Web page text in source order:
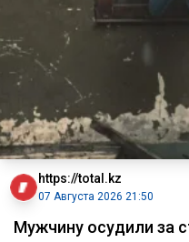
https://total.kz
07 Августа 2026 21:50
Мужчину осудили за